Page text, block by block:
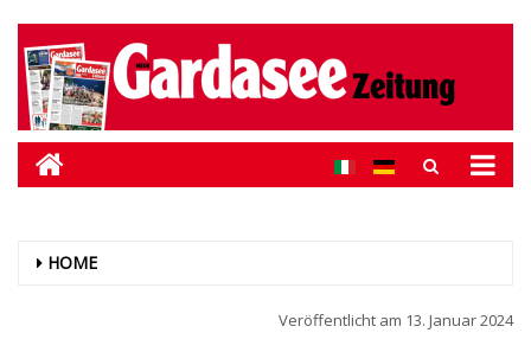
HOME
Veröffentlicht am 13. Januar 2024